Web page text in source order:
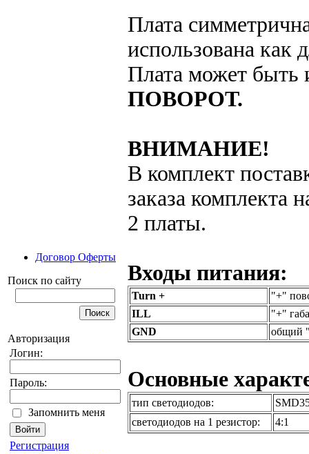
Договор Оферты
Поиск по сайту
Авторизация
Логин:
Пароль:
Запомнить меня
Регистрация
Плата
использована как
Плата может быть
ПОВОРОТ.
ВНИМАНИЕ!
В комплект
заказа комплекта
2 платы.
Входы питания:
Turn +
"+"
ILL
"+"
GND
общий
Основные
тип светодиодов:
светодиодов на 1 резистор:
4:1